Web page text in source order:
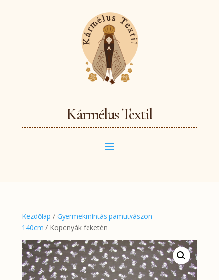
Kármélus Textil
Kezdőlap / Gyermekmintás pamutvászon
140cm / Koponyák feketén